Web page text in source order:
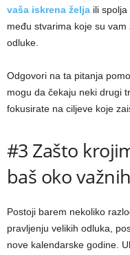
vaša iskrena želja ili
među stvarima koje su
odluke.
Odgovori na ta pitanja
mogu da čekaju neki drugi
fokusirate na ciljeve koje
#3 Zašto
baš oko
Postoji barem nekoliko
pravljenju velikih odluka,
nove kalendarske godine.